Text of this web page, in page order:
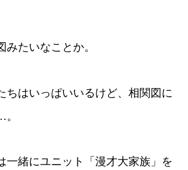
たいなことか。
はいっぱいいるけど、 相関図に
一緒にユニット「漫才大家族」を